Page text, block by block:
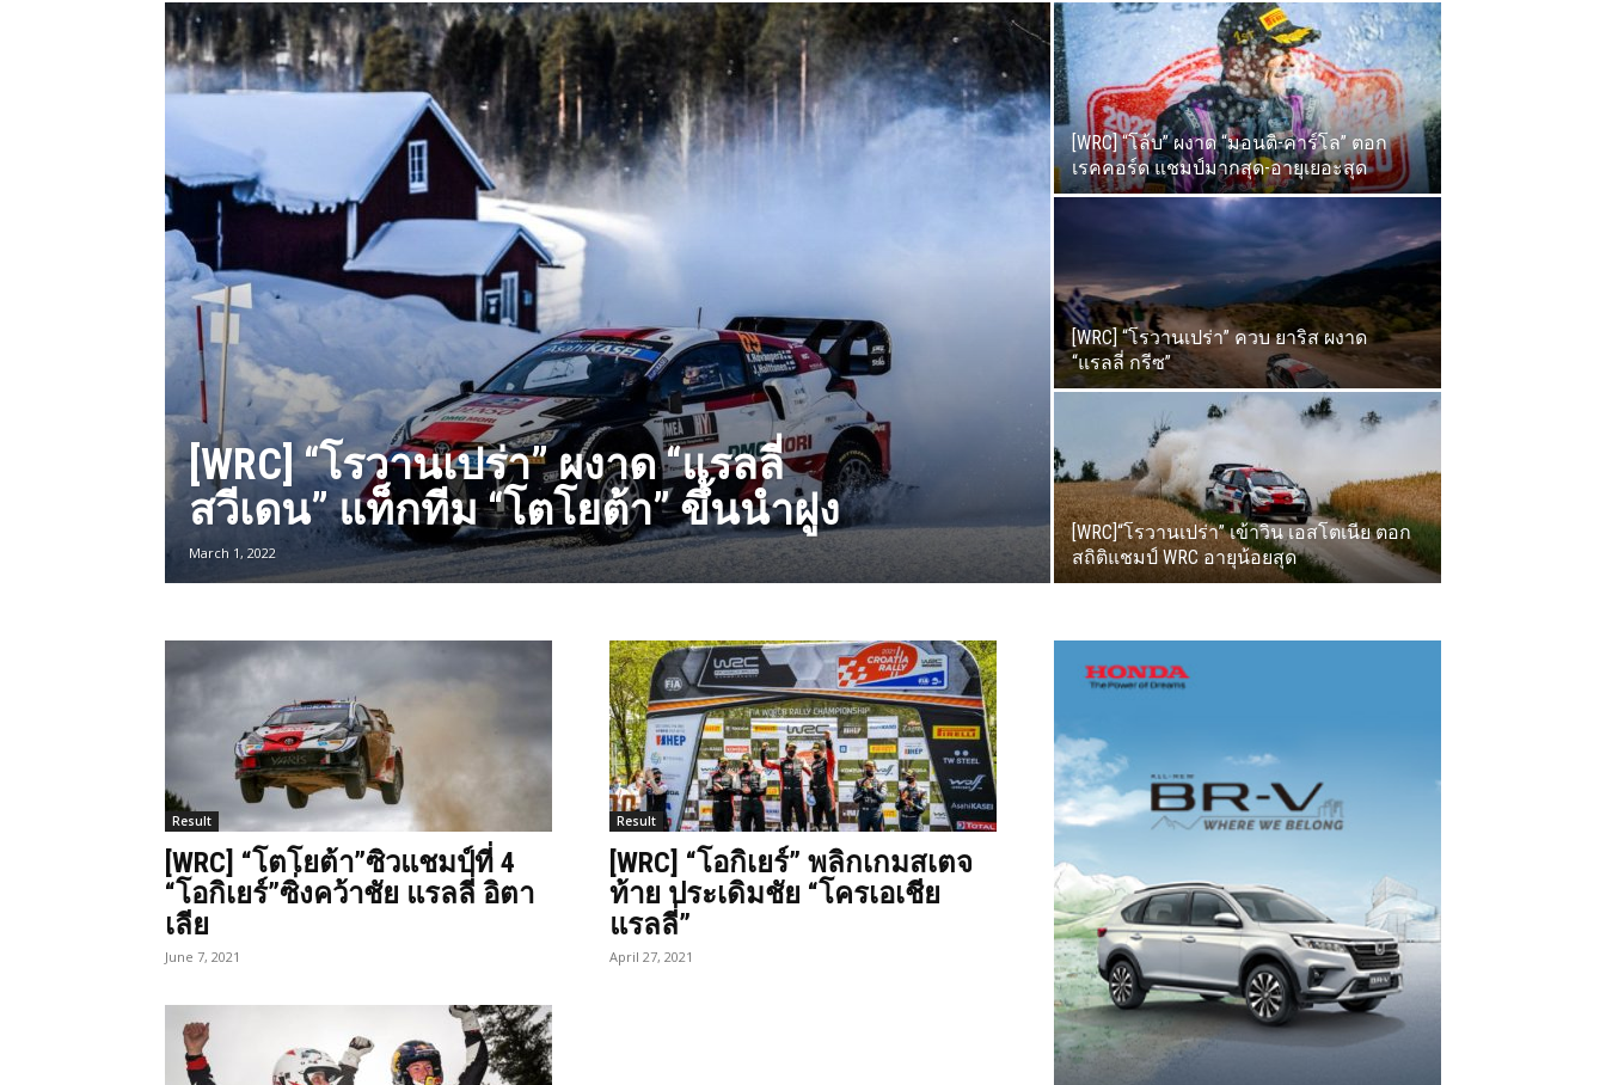
[WRC] “โรวานเปร่า” ผงาด “แรลลี่
สวีเดน” แท็กทีม “โตโยต้า” ขึ้นนำฝูง
March 1, 2022
[WRC] “โล้บ” ผงาด “มอนติ-คาร์โล” ตอก
เรคคอร์ด แชมป์มากสุด-อายุเยอะสุด
[WRC] “โรวานเปร่า” ควบ ยาริส ผงาด
“แรลลี่ กรีซ”
[WRC]“โรวานเปร่า” เข้าวิน เอสโตเนีย ตอก
สถิติแชมป์ WRC อายุน้อยสุด
Result
[WRC] “โตโยต้า”ซิวแชมป์ที่ 4
“โอกิเยร์”ซิ่งคว้าชัย แรลลี่ อิตา
เลีย
June 7, 2021
Result
[WRC] “โอกิเยร์” พลิกเกมสเตจ
ท้าย ประเดิมชัย “โครเอเชีย
แรลลี่”
April 27, 2021